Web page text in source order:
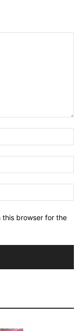
this browser for the